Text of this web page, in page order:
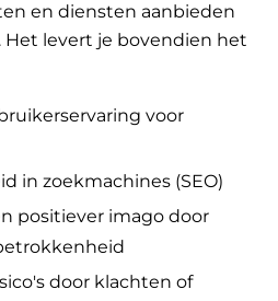
en diensten aanbieden
Het levert je bovendien het
voor
in zoekmachines (SEO)
positiever imago door
door klachten of